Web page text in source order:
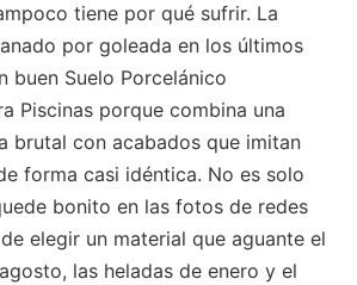
tiene por qué sufrir. La
por goleada en los últimos
buen Suelo Porcelánico
Piscinas porque combina una
brutal con acabados que imitan
forma casi idéntica. No es solo
bonito en las fotos de redes
elegir un material que aguante el
las heladas de enero y el